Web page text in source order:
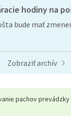
hodiny na
bude mať
Zobraziť archív
pachov